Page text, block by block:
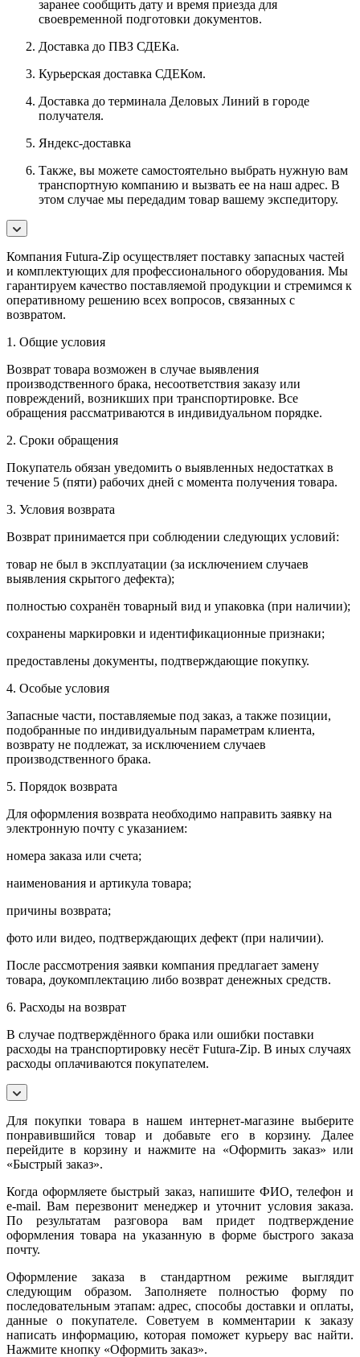
заранее сообщить дату и время приезда для
своевременной подготовки документов.
Доставка до ПВЗ СДЕКа.
Курьерская доставка СДЕКом.
Доставка до терминала Деловых Линий в городе
получателя.
Яндекс-доставка
Также, вы можете самостоятельно выбрать нужную вам
транспортную компанию и вызвать ее на наш адрес. В
этом случае мы передадим товар вашему экспедитору.
Компания Futura-Zip осуществляет поставку запасных частей
и комплектующих для профессионального оборудования. Мы
гарантируем качество поставляемой продукции и стремимся к
оперативному решению всех вопросов, связанных с
возвратом.
1. Общие условия
Возврат товара возможен в случае выявления
производственного брака, несоответствия заказу или
повреждений, возникших при транспортировке. Все
обращения рассматриваются в индивидуальном порядке.
2. Сроки обращения
Покупатель обязан уведомить о выявленных недостатках в
течение 5 (пяти) рабочих дней с момента получения товара.
3. Условия возврата
Возврат принимается при соблюдении следующих условий:
товар не был в эксплуатации (за исключением случаев
выявления скрытого дефекта);
полностью сохранён товарный вид и упаковка (при наличии);
сохранены маркировки и идентификационные признаки;
предоставлены документы, подтверждающие покупку.
4. Особые условия
Запасные части, поставляемые под заказ, а также позиции,
подобранные по индивидуальным параметрам клиента,
возврату не подлежат, за исключением случаев
производственного брака.
5. Порядок возврата
Для оформления возврата необходимо направить заявку на
электронную почту с указанием:
номера заказа или счета;
наименования и артикула товара;
причины возврата;
фото или видео, подтверждающих дефект (при наличии).
После рассмотрения заявки компания предлагает замену
товара, доукомплектацию либо возврат денежных средств.
6. Расходы на возврат
В случае подтверждённого брака или ошибки поставки
расходы на транспортировку несёт Futura-Zip. В иных случаях
расходы оплачиваются покупателем.
Для покупки товара в нашем интернет-магазине выберите
понравившийся товар и добавьте его в корзину. Далее
перейдите в корзину и нажмите на «Оформить заказ» или
«Быстрый заказ».
Когда оформляете быстрый заказ, напишите ФИО, телефон и
e-mail. Вам перезвонит менеджер и уточнит условия заказа.
По результатам разговора вам придет подтверждение
оформления товара на указанную в форме быстрого заказа
почту.
Оформление заказа в стандартном режиме выглядит
следующим образом. Заполняете полностью форму по
последовательным этапам: адрес, способы доставки и оплаты,
данные о покупателе. Советуем в комментарии к заказу
написать информацию, которая поможет курьеру вас найти.
Нажмите кнопку «Оформить заказ».